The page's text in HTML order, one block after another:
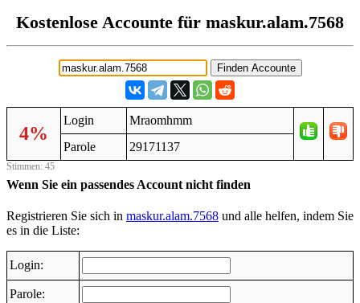
Kostenlose Accounte für maskur.alam.7568
4%
Login
Mraomhmm
Parole
29171137
Stimmen: 45
Wenn Sie ein passendes Account nicht finden
Registrieren Sie sich in maskur.alam.7568 und alle helfen, indem Sie
es in die Liste:
Login:
Parole: